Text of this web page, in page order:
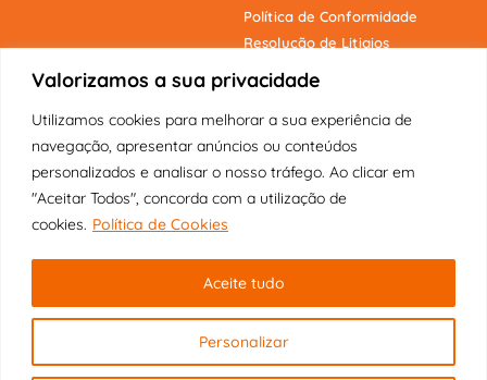
Valorizamos a sua privacidade
Utilizamos cookies para melhorar a sua experiência de
navegação, apresentar anúncios ou conteúdos
personalizados e analisar o nosso tráfego. Ao clicar em
"Aceitar Todos", concorda com a utilização de
cookies. Política de Cookies
Personalizar
Aceite tudo
Política de Conformidade
Resolução de Litigios
Onde estamos
Original | Visão Pioneira Lda | Todos
os direitos reservados.